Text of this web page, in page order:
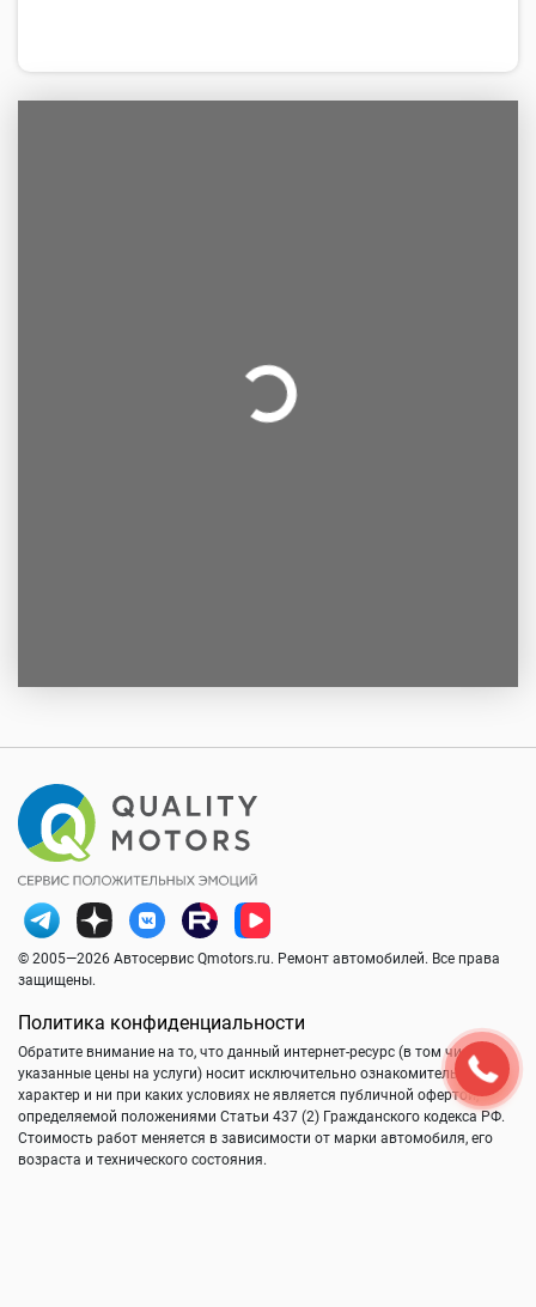
© 2005—2026 Автосервис Qmotors.ru. Ремонт автомобилей. Все права
защищены.
Политика конфиденциальности
Обратите внимание на то, что данный интернет-ресурс (в том числе
указанные цены на услуги) носит исключительно ознакомительный
характер и ни при каких условиях не является публичной офертой,
определяемой положениями Статьи 437 (2) Гражданского кодекса РФ.
Стоимость работ меняется в зависимости от марки автомобиля, его
возраста и технического состояния.